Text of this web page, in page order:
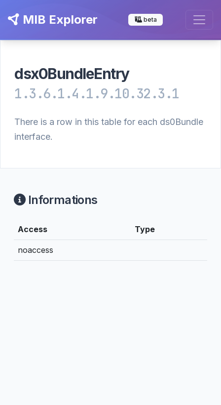
MIB Explorer beta
dsx0BundleEntry
1.3.6.1.4.1.9.10.32.3.1
There is a row in this table for each ds0Bundle
interface.
Informations
Access Type
noaccess